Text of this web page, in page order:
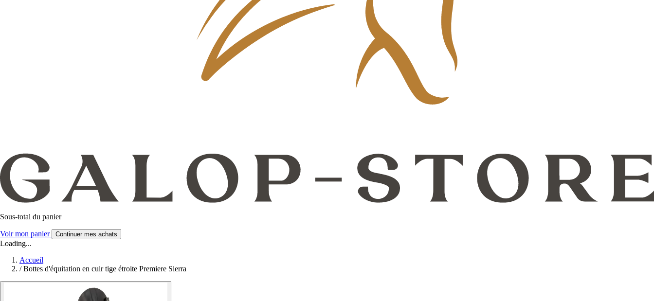
Sous-total du panier
Voir mon panier Continuer mes achats
Loading...
Accueil
/ Bottes d'équitation en cuir tige étroite Premiere Sierra